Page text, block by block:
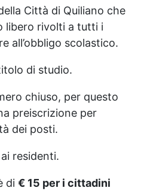
Città di Quiliano che
libero rivolti a tutti i
all’obbligo scolastico.
di studio.
chiuso, per questo
preiscrizione per
dei posti.
residenti.
di € 15 per i cittadini